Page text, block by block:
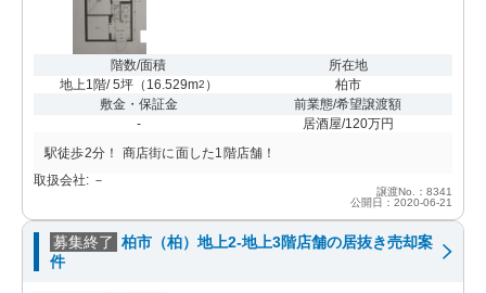
階数/面積
地上1階/ 5坪（ 16.529m2 ）
所在地
柏市
敷金・保証金
-
前業態/希望譲渡額
居酒屋/120万円
駅徒歩2分！ 商店街に面した1階店舗！
取扱会社: －
譲渡No.：8341
公開日：2020-06-21
募集終了 柏市（柏）地上2-地上3階店舗の居抜き売却案
件